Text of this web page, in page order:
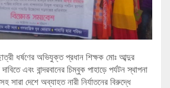
ধর্ষণের অভিযুক্ত প্রধান শিক্ষক মোঃ আব্দুর
এবং বান্দরবানের চিম্বুক পাহাড়ে পর্যটন স্থাপনা
সারা দেশে অব্যাহত নারী নির্যাতনের বিরুদ্ধে